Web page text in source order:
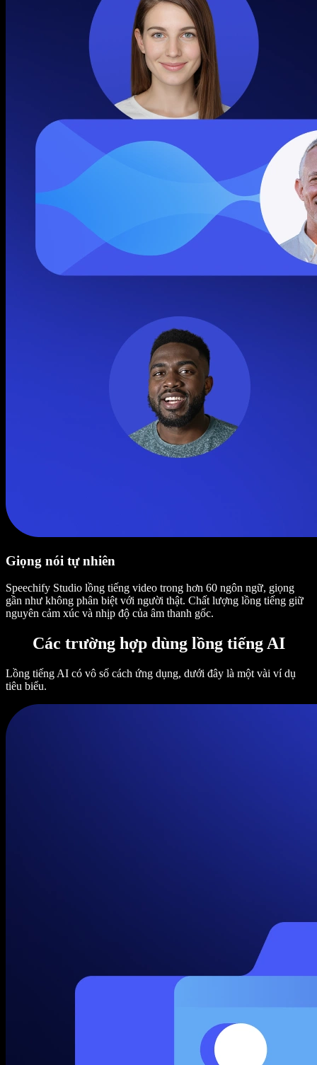
Giọng nói tự nhiên
Speechify Studio lồng tiếng video trong hơn 60 ngôn ngữ, giọng
gần như không phân biệt với người thật. Chất lượng lồng tiếng giữ
nguyên cảm xúc và nhịp độ của âm thanh gốc.
Các trường hợp dùng lồng tiếng AI
Lồng tiếng AI có vô số cách ứng dụng, dưới đây là một vài ví dụ
tiêu biểu.